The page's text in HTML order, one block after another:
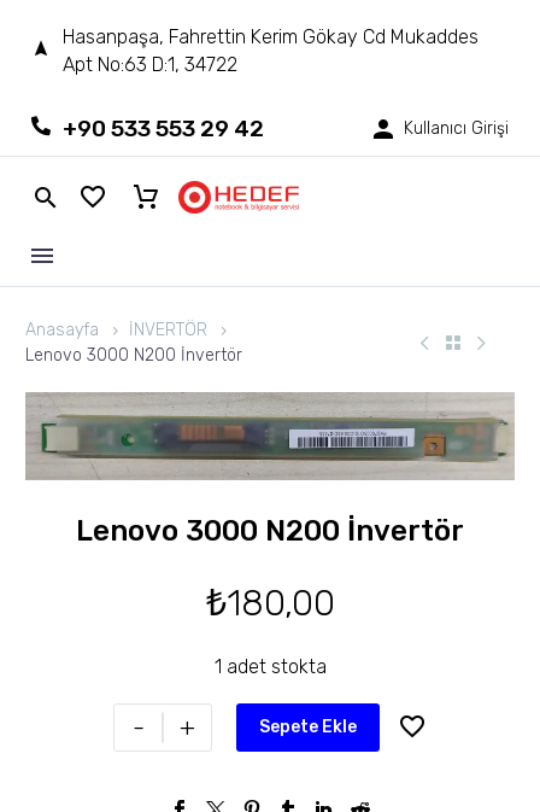
Hasanpaşa, Fahrettin Kerim Gökay Cd Mukaddes
Apt No:63 D:1, 34722
+90 533 553 29 42 Kullanıcı Girişi
Anasayfa
İNVERTÖR
Lenovo 3000 N200 İnvertör
Lenovo 3000 N200 İnvertör
₺180,00
1 adet stokta
- + Sepete Ekle